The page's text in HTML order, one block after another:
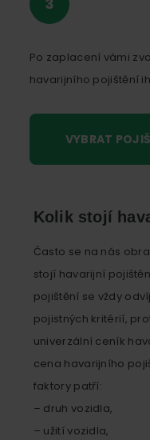
Po zaplacení vámi
havarijního pojištění
VYBRAT
Kolik stojí
Často se na nás
stojí havarijní
pojištění se vždy
pojistných kritérií,
univerzální ceník
cena havarijního
faktory patří:
– druh vozidla,
– užití vozidla,